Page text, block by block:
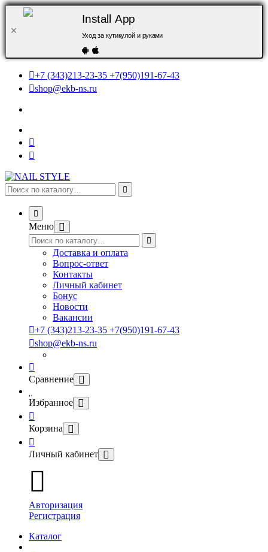
Install App
Уход за кутикулой и руками
+7 (343)213-23-35 +7(950)191-67-43
shop@ekb-ns.ru
Меню
Доставка и оплата
Вопрос-ответ
Контакты
Личный кабинет
Бонус
Новости
Вакансии
+7 (343)213-23-35 +7(950)191-67-43
shop@ekb-ns.ru
Сравнение
Избранное
Корзина
Личный кабинет
Авторизация
Регистрация
Каталог